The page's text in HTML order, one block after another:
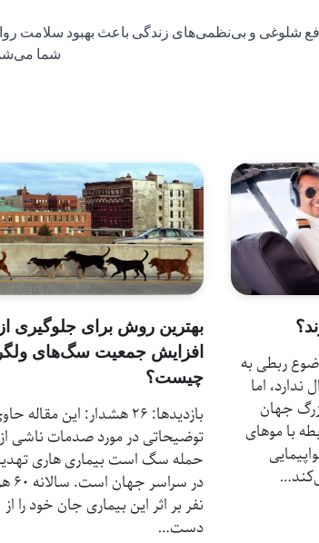
شلوغی و بی‌نظمی‌های زندگی باعث بهبود سلامت
شما
این موضوع ربطی به
ندارد، اما
جهان
با موهای
بهترین روش برای جلوگیری از
افزایش جمعیت سگ‌های
چیست؟
بازدیدها: 26 هشدار: این مقاله
توضیحاتی در مورد صدمات ناشی از
حمله سگ است بیماری هاری
در
نفر بر اثر این بیماری جان خود را از
دست…